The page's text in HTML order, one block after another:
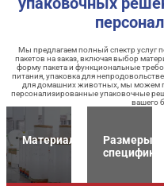
Мы предлагаем полный спектр услуг
пакетов на заказ, включая выбор
форму пакета и функциональные
питания, упаковка для
для домашних животных, мы можем
персонализированные упаковочные
вашего
Материалы
Размеры и